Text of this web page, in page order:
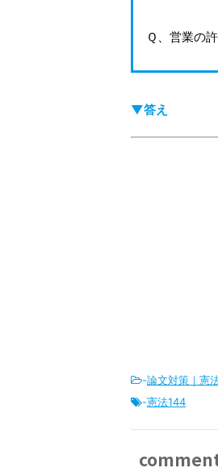
Ｑ、営業の
▼答え
-論文対策｜憲
-憲法144